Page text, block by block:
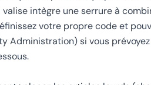
intègre une serrure à
votre propre code et
Administration) si vous